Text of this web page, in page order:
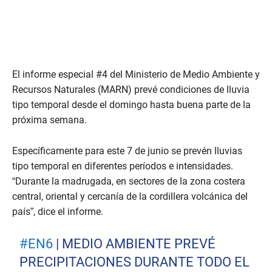
El informe especial #4 del Ministerio de Medio Ambiente y
Recursos Naturales (MARN) prevé condiciones de lluvia
tipo temporal desde el domingo hasta buena parte de la
próxima semana.
Específicamente para este 7 de junio se prevén lluvias
tipo temporal en diferentes períodos e intensidades.
“Durante la madrugada, en sectores de la zona costera
central, oriental y cercanía de la cordillera volcánica del
país”, dice el informe.
#EN6 | MEDIO AMBIENTE PREVÉ
PRECIPITACIONES DURANTE TODO EL